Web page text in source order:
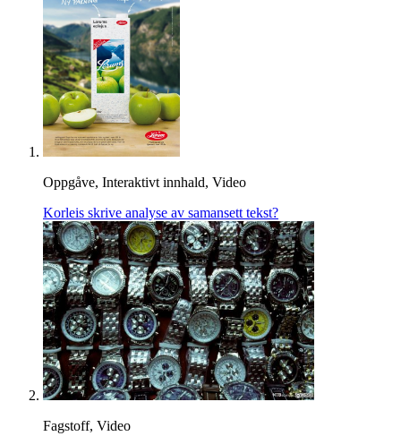
Oppgåve, Interaktivt innhald, Video
Korleis skrive analyse av samansett tekst?
Fagstoff, Video